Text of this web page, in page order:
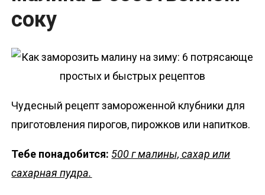
соку
Чудесный рецепт замороженной клубники для
приготовления пирогов, пирожков или напитков.
Тебе понадобится: 500 г малины, сахар или
сахарная пудра.